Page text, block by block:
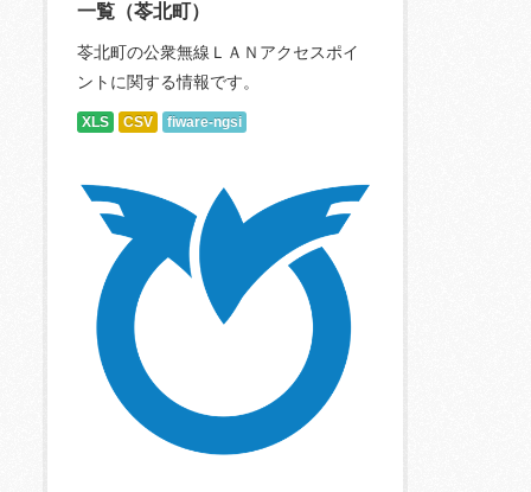
一覧（苓北町）
苓北町の公衆無線ＬＡＮアクセスポイ
ントに関する情報です。
XLS CSV fiware-ngsi